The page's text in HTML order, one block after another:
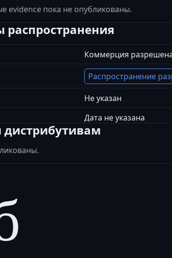
evidence пока не опубликованы.
Коммерция
Распространение
Не указан
Дата не указана
дистрибутивам